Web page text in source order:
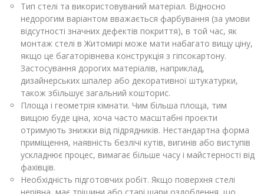
Тип стелі та використовуваний матеріал. Відносно
недорогим варіантом вважається фарбування (за умови
відсутності значних дефектів покриття), в той час, як
монтаж стелі в Житомирі може мати набагато вищу ціну,
якщо це багаторівнева конструкція з гіпсокартону.
Застосування дорогих матеріалів, наприклад,
дизайнерських шпалер або декоративної штукатурки,
також збільшує загальний кошторис.
Площа і геометрія кімнати. Чим більша площа, тим
вищою буде ціна, хоча часто масштабні проєкти
отримують знижки від підрядників. Нестандартна форма
приміщення, наявність безлічі кутів, вигинів або виступів
ускладнює процес, вимагає більше часу і майстерності від
фахівців.
Необхідність підготовчих робіт. Якщо поверхня стелі